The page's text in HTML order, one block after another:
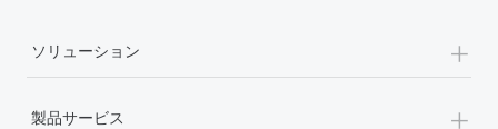
ソリューション +
製品サービス +